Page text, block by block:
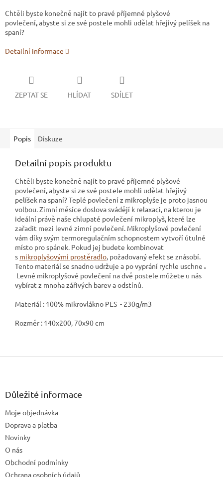
Chtěli byste konečně najít to pravé příjemné plyšové
povlečení,abyste si ze své postele mohli udělat hřejivý pelíšek na
spaní?
Detailní informace
ZEPTAT SE HLÍDAT SDÍLET
Popis Diskuze
Detailní popis produktu
Chtěli byste konečně najít to pravé příjemné plyšové
povlečení,abyste si ze své postele mohli udělat hřejivý
pelíšek na spaní? Teplé povlečení z mikroplyše je proto jasnou
volbou. Zimní měsíce doslova svádějí k relaxaci, na kterou je
ideální právě naše chlupaté povlečení mikroplyš, které lze
zařadit mezi levné zimní povlečení. Mikroplyšové povlečení
vám díky svým termoregulačním schopnostem vytvoří útulné
místo pro spánek. Pokud jej budete kombinovat
s mikroplyšovými prostěradlo, požadovaný efekt se znásobí.
Tento materiál se snadno udržuje a po vyprání rychle uschne .
Levné mikroplyšové povlečení na dvě postele můžete u nás
vybírat z mnoha zářivých barev a odstínů.
Materiál : 100% mikrovlákno PES - 230g/m3
Rozměr : 140x200, 70x90 cm
Z
Důležité informace
Moje objednávka
Doprava a platba
Novinky
O nás
Obchodní podmínky
Ochrana osobních údajů